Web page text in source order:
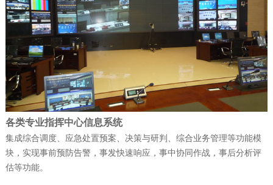
公司新闻| 2025-12-11
科技赋能强军 屡创中标佳绩——深圳富晋
天维公司连续斩获多项…
公司新闻| 2025-12-09
富晋天维承建的解放军某部数据中心动力
环境综合系统工程项目顺…
各类专业指挥中心信息系统
集成综合调度、应急处置预案、决策与研判、综合业务管理等功能模
块，实现事前预防告警，事发快速响应，事中协同作战，事后分析评
估等功能。